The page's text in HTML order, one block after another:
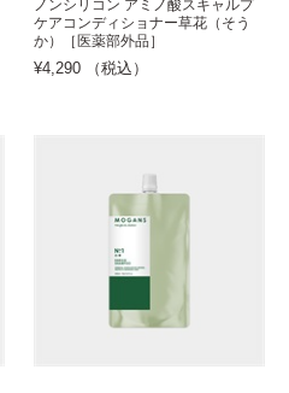
ノンシリコン アミノ酸スキャルプ
ケアコンディショナー草花（そう
か）［医薬部外品］
¥4,290 （税込）